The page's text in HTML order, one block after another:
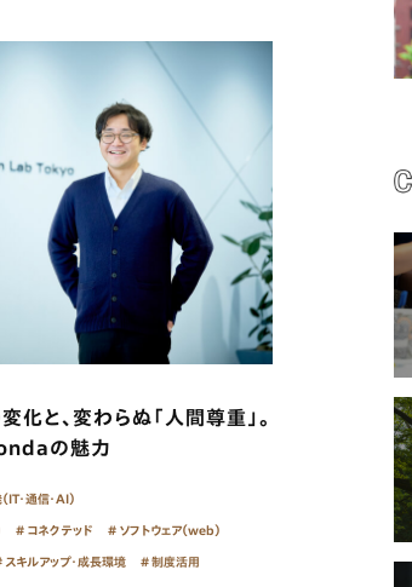
と、変わらぬ「人間尊重」。
の魅力
IT・通信・AI）
コネクテッド ソフトウェア（web）
スキルアップ・成長環境 制度活用